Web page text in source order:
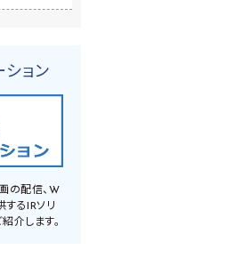
ョン
の配信、W
するIRソリ
介します。